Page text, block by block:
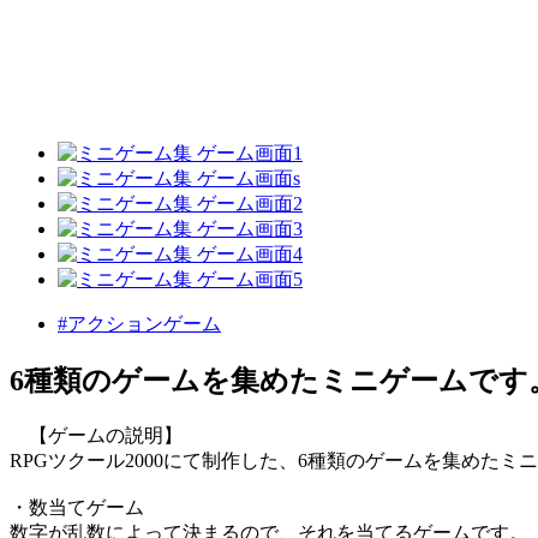
#アクションゲーム
6種類のゲームを集めたミニゲームです
【ゲームの説明】
RPGツクール2000にて制作した、6種類のゲームを集めたミニ
・数当てゲーム
数字が乱数によって決まるので、それを当てるゲームです。